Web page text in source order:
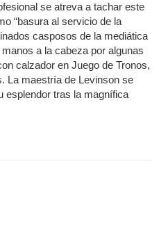
se atreva a tachar este
“basura al servicio de la
casposos de la mediática
a la cabeza por algunas
calzador en Juego de Tronos,
La maestría de Levinson se
esplendor tras la magnífica